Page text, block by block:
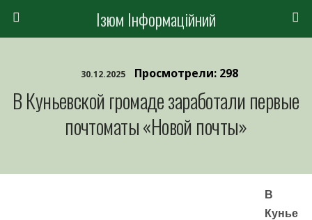
Ізюм Інформаційний
30.12.2025 Просмотрели: 298
В Куньевской громаде заработали первые
почтоматы «Новой почты»
В
Кунье